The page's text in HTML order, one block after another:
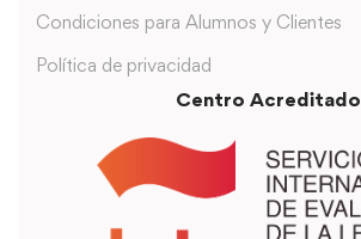
Condiciones para Alumnos y Clientes
Política de privacidad
Centro Acreditado